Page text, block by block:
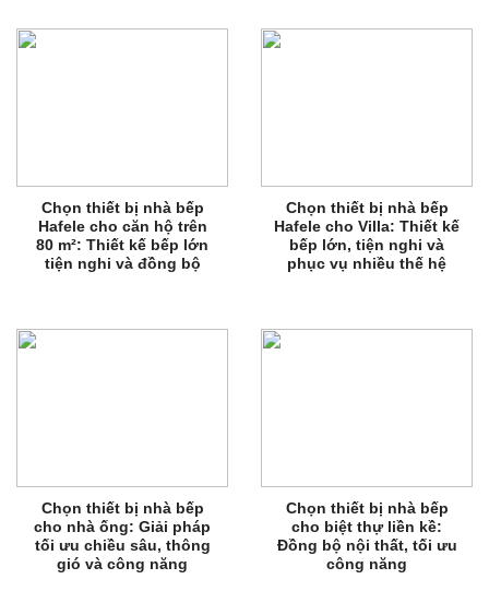
Chọn thiết bị nhà bếp
Hafele cho căn hộ trên
80 m²: Thiết kế bếp lớn
tiện nghi và đồng bộ
Chọn thiết bị nhà bếp
Hafele cho Villa: Thiết kế
bếp lớn, tiện nghi và
phục vụ nhiều thế hệ
Chọn thiết bị nhà bếp
cho nhà ống: Giải pháp
tối ưu chiều sâu, thông
gió và công năng
Chọn thiết bị nhà bếp
cho biệt thự liền kề:
Đồng bộ nội thất, tối ưu
công năng